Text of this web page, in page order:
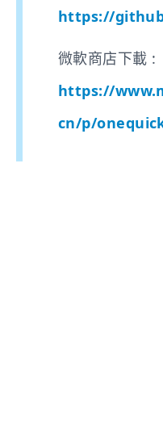
https://
微軟商店下載 :
https://
cn/p/